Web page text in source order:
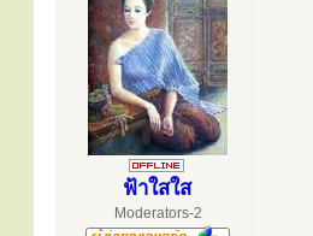
ฟ้าใสใส
Moderators-2